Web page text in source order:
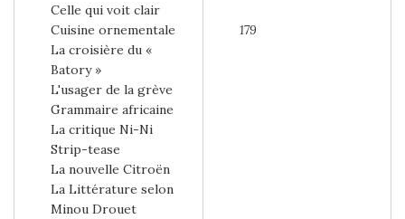
Celle qui voit clair
Cuisine ornementale
La croisière du «
Batory »
L'usager de la grève
Grammaire africaine
La critique Ni-Ni
Strip-tease
La nouvelle Citroën
La Littérature selon
Minou Drouet
179